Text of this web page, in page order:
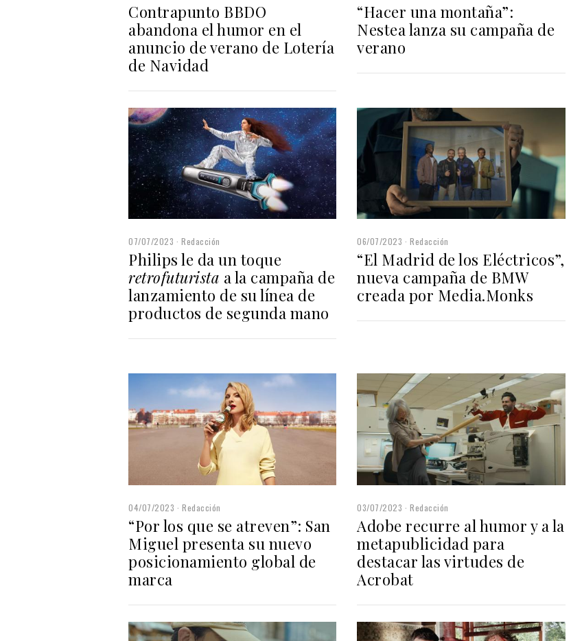
Contrapunto BBDO
abandona el humor en el
anuncio de verano de Lotería
de Navidad
“Hacer una montaña”:
Nestea lanza su campaña de
verano
07/07/2023 Redacción
Philips le da un toque
retrofuturista a la campaña de
lanzamiento de su línea de
productos de segunda mano
06/07/2023 Redacción
“El Madrid de los Eléctricos”,
nueva campaña de BMW
creada por Media.Monks
04/07/2023 Redacción
“Por los que se atreven”: San
Miguel presenta su nuevo
posicionamiento global de
marca
03/07/2023 Redacción
Adobe recurre al humor y a la
metapublicidad para
destacar las virtudes de
Acrobat